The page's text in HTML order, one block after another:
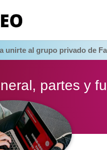
unirte al grupo privado de
partes y